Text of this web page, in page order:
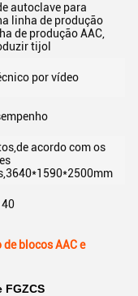
autoclave para
linha de produção
de produção AAC,
tijol
por vídeo
acordo com os
40
blocos AAC e